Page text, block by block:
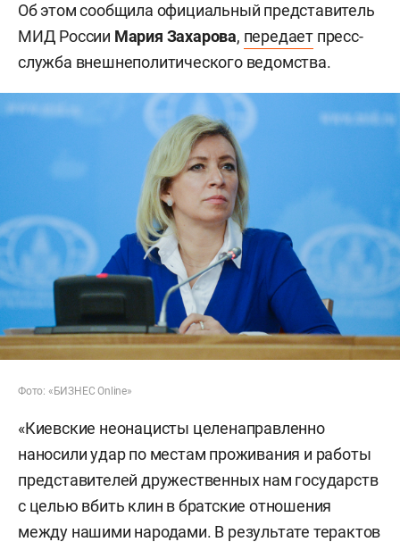
Об этом сообщила официальный представитель
МИД России Мария Захарова, передает пресс-
служба внешнеполитического ведомства.
Фото: «БИЗНЕС Online»
«Киевские неонацисты целенаправленно
наносили удар по местам проживания и работы
представителей дружественных нам государств
с целью вбить клин в братские отношения
между нашими народами. В результате терактов